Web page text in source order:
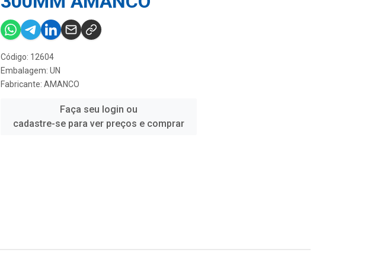
Código: 12604
Embalagem: UN
Fabricante: AMANCO
Faça seu login ou
cadastre-se para ver preços e comprar